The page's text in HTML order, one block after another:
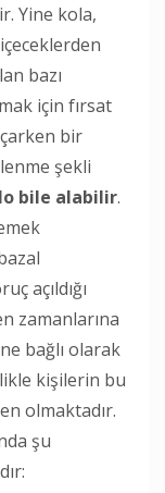
Yine kola,
bazı
için fırsat
bir
şekli
bile alabilir.
açıldığı
zamanlarına
bağlı olarak
kişilerin bu
olmaktadır.
şu